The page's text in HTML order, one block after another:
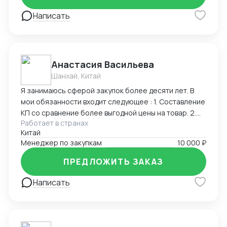
Написать
Анастасия Васильева
Шанхай, Китай
Я занимаюсь сферой закупок более десяти лет. В
мои обязанности входит следующее : 1. Составление
КП со сравнение более выгодной цены на товар. 2.
Составление и подписание контрактов,
спецификации, технических заданий. 3. Получение
образцов на подтверждение качества продукта,
согласование с клиентом. 4. Контроль сроков
производства. 5. Отгрузка готовой партии на
имеющихся в базе выгодных логистических
компаний. 6. Помощь в оплате производителю и
клиента. Помимо сферы закупок также
Работает в странах
Китай
Менеджер по закупкам
10 000 ₽
Написать
ПРЕДЛОЖИТЬ ЗАКАЗ